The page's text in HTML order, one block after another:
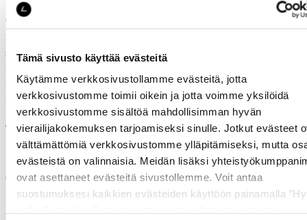
Tämä sivusto käyttää evästeitä
Käytämme verkkosivustollamme evästeitä, jotta
verkkosivustomme toimii oikein ja jotta voimme yksilöidä
verkkosivustomme sisältöä mahdollisimman hyvän
vierailijakokemuksen tarjoamiseksi sinulle. Jotkut evästeet
välttämättömiä verkkosivustomme ylläpitämiseksi, mutta
evästeistä on valinnaisia. Meidän lisäksi
ovat asettaneet evästeitä sivustollemme. Voit antaa
suostumuksesi kaikkien evästeiden käyttöön painamalla
Mikäli ilmoittaja tai muu henkilö katsoo, että L-Fashion Group Oy
ei käsittele tämän henkilötietoja EU:n yleisen tietosuoja-asetuksen
mukaisesti, henkilö voi tehdä valituksen valvontaviranomaiselle
siinä EU:n jäsenvaltiossa, jossa on henkilön vakituinen kotipaikka
tai työpaikka tai jossa henkilö katsoo säännösten rikkomisen
tapahtuneen. Suomessa kyseinen viranomainen on
tietosuojavaltuutettu.
Tietosuojavaltuutetun toimisto
Käyntiosoite: Lintulahdenkuja 4
00530 Helsinki
Postiosoite: PL 800